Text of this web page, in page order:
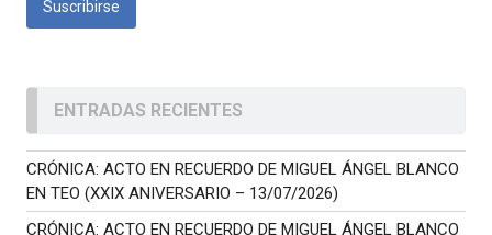
ENTRADAS RECIENTES
CRÓNICA: ACTO EN RECUERDO DE MIGUEL ÁNGEL BLANCO
EN TEO (XXIX ANIVERSARIO – 13/07/2026)
CRÓNICA: ACTO EN RECUERDO DE MIGUEL ÁNGEL BLANCO